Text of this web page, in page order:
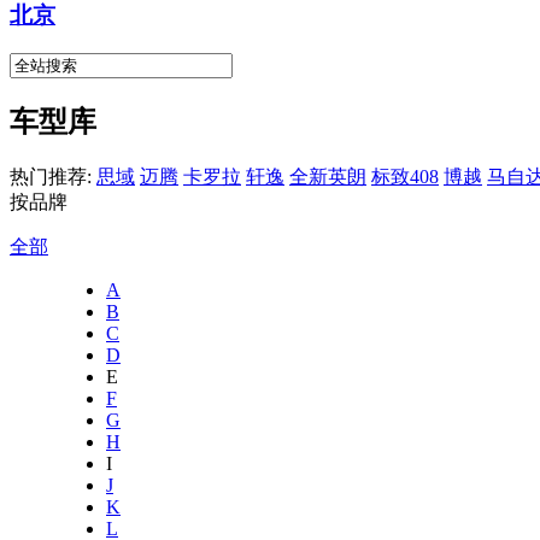
北京
车型库
热门推荐: 思域 迈腾 卡罗拉 轩逸 全新英朗 标致408 博越 马自
按品牌
全部
A
B
C
D
E
F
G
H
I
J
K
L